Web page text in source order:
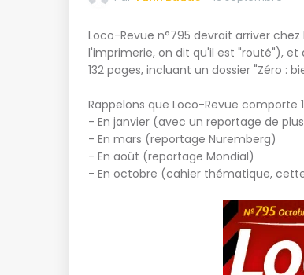
Loco-Revue n°795 devrait arriver
l'imprimerie, on dit qu'il est "routé"), et
132 pages, incluant un dossier "Zéro :
Rappelons que Loco-Revue comporte
- En janvier (avec un reportage de
- En mars (reportage Nuremberg)
- En août (reportage Mondial)
- En octobre (cahier thématique,